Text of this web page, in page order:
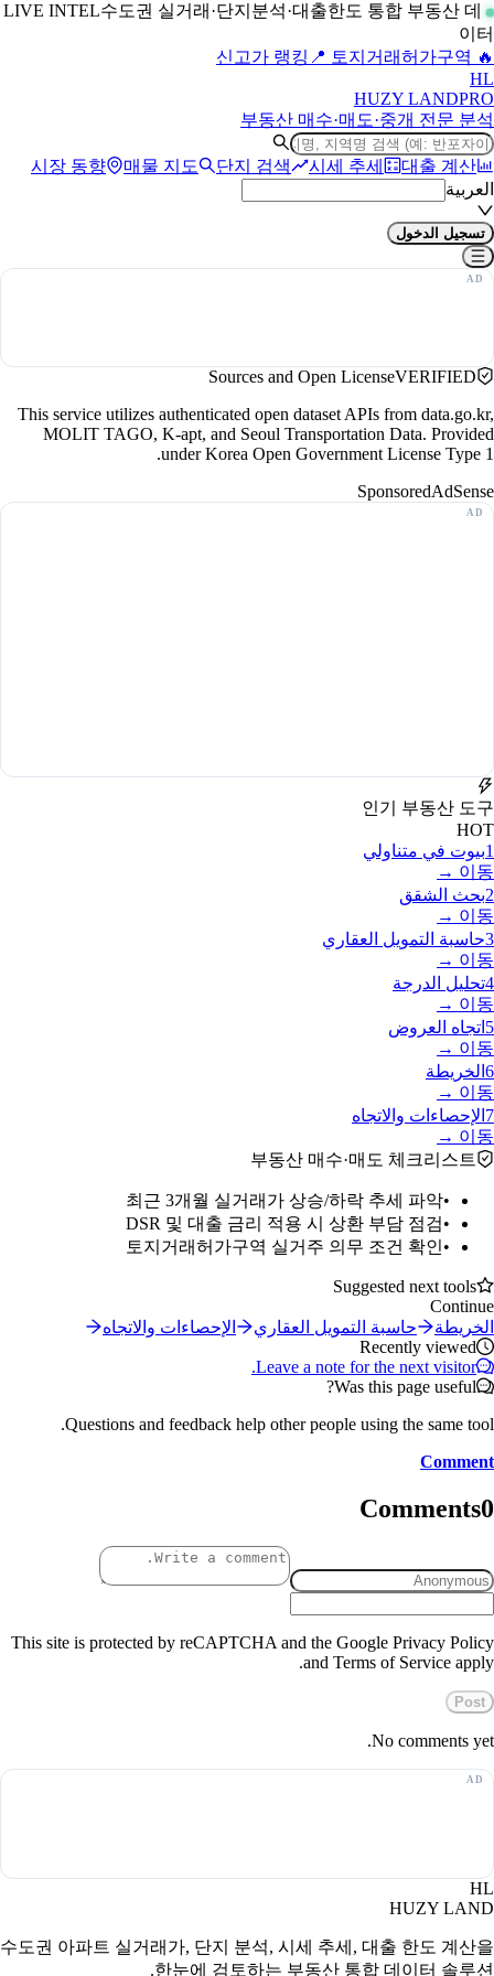
LIVE INTEL
수도권 실거래·단지분석·대출한도 통합 부동산 데
이터
🔥 신고가 랭킹
📍 토지거래허가구역
HL
HUZY LANDPRO
부동산 매수·매도·중개 전문 분석
시장 동향 매물 지도 단지 검색 시세 추세
대출 계산
العربية
تسجيل الدخول
Sources and Open LicenseVERIFIED
This service utilizes authenticated open dataset APIs from data.go.kr,
MOLIT TAGO, K-apt, and Seoul Transportation Data. Provided
under Korea Open Government License Type 1.
SponsoredAdSense
인기 부동산 도구
HOT
1بيوت في متناولي
이동 →
2بحث الشقق
이동 →
3حاسبة التمويل العقاري
이동 →
4تحليل الدرجة
이동 →
5 اتجاه العروض
이동 →
6 الخريطة
이동 →
7 الإحصاءات والاتجاه
이동 →
부동산 매수·매도 체크리스트
•
최근 3개월 실거래가 상승/하락 추세 파악
•
DSR 및 대출 금리 적용 시 상환 부담 점검
•
토지거래허가구역 실거주 의무 조건 확인
Suggested next tools
Continue
الخريطة
حاسبة التمويل العقاري
الإحصاءات والاتجاه
Recently viewed
Leave a note for the next visitor.
Was this page useful?
Questions and feedback help other people using the same tool.
Comment
Comments0
This site is protected by reCAPTCHA and the Google Privacy Policy
and Terms of Service apply.
Post
No comments yet.
HL
HUZY LAND
수도권 아파트 실거래가, 단지 분석, 시세 추세, 대출 한도 계산을
한눈에 검토하는 부동산 통합 데이터 솔루션.